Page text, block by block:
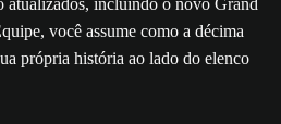
atualizados, incluindo o novo Grand
você assume como a décima
própria história ao lado do elenco